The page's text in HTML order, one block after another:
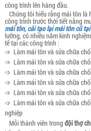
công trình lên hàng đầu.
Chúng tôi hiểu rằng mái tôn
công trình trước thời tiết nắng
mái tôn, cải tạo lại mái tôn cũ
lưỡng, có nhiều năm kinh
tế tại các công trình :
➩ Làm mái tôn và sửa chữa
➩ Làm mái tôn và sửa chữa
➩ Làm mái tôn và sửa chữa
➩ Làm mái tôn và sửa chữa
➩ Làm mái tôn và sửa chữa
➩ Làm mái tôn và sửa chữa
nghiệp
Mỗi thành viên trong đội thợ